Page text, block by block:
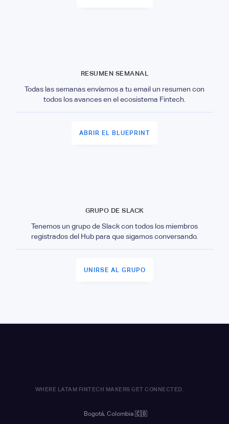
RESUMEN SEMANAL
Todas las semanas envíamos a tu email un resumen con
todos los avances en el ecosistema Fintech.
ABRIR EL BLUEPRINT
GRUPO DE SLACK
Tenemos un grupo de Slack con todos los miembros
registrados del Hub para que sigamos conversando.
UNIRSE AL GRUPO
WHERE LATAM FINTECH MAKERS GET CONNECTED.
Bogotá, Colombia 🇨🇴